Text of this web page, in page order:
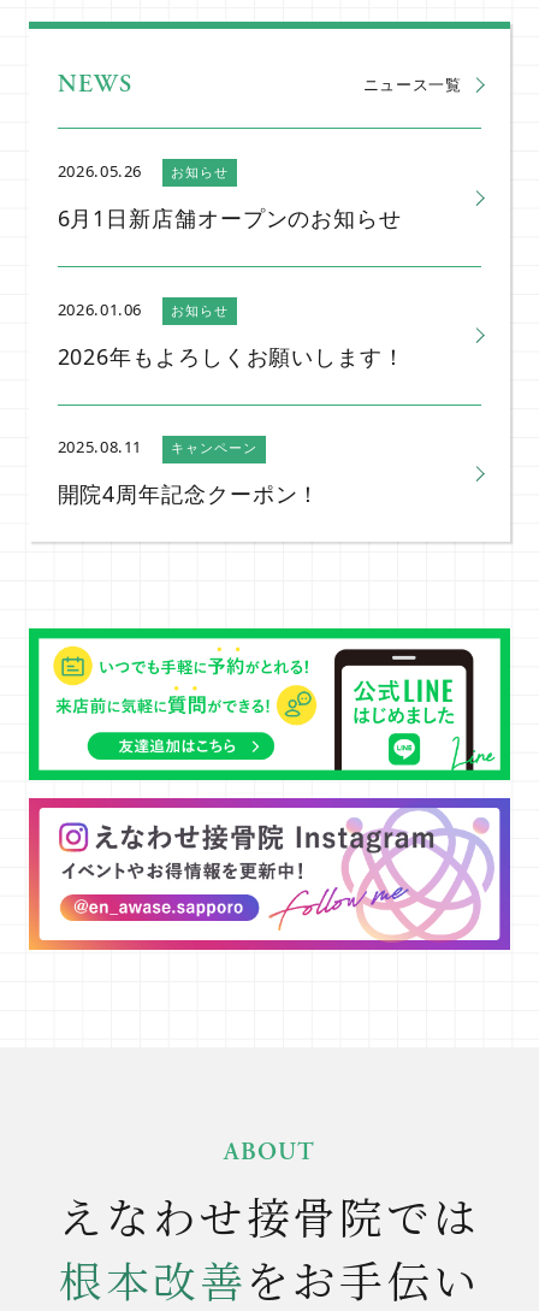
当院について
NEWS ニュース一覧
2026.05.26 お知らせ
6月1日新店舗オープンのお知らせ
2026.01.06 お知らせ
2026年もよろしくお願いします！
2025.08.11 キャンペーン
開院4周年記念クーポン！
ABOUT
えなわせ接骨院では
根本改善をお手伝い